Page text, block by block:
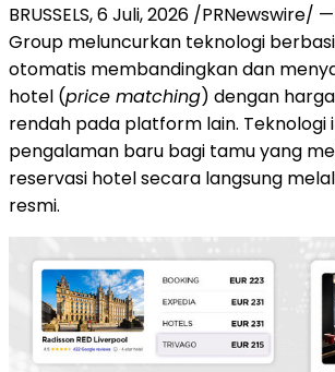
BRUSSELS,6 Juli, 2026 /PRNewswire/
Group meluncurkan teknologi
otomatis membandingkan dan
hotel (price matching) dengan
rendah pada platform lain. Teknologi
pengalaman baru bagi tamu yang
reservasi hotel secara langsung
resmi.